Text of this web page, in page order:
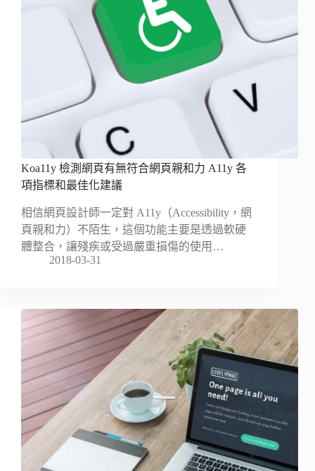
Koa11y 檢測網頁有無符合網頁親和力 A11y 各
項指標和最佳化建議
相信網頁設計師一定對 A11y（Accessibility，網
頁親和力）不陌生，這個功能主要是透過軟硬
體整合，讓殘疾或受過嚴重損傷的使用…
2018-03-31